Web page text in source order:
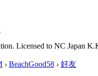
Licensed to NC Japan
› BeachGood58 › 好友